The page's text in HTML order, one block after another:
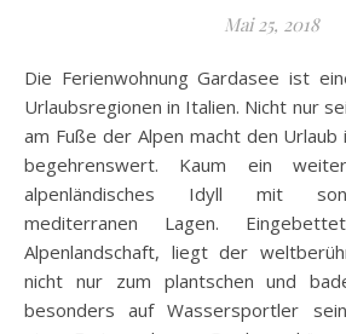
Mai 25, 2018
Die Ferienwohnung Gardasee ist eine der begehrtesten
Urlaubsregionen in Italien. Nicht nur
am Fuße der Alpen macht den
begehrenswert. Kaum ein
alpenländisches Idyll mit
mediterranen Lagen.
Alpenlandschaft, liegt der
nicht nur zum plantschen und
besonders auf Wassersportler